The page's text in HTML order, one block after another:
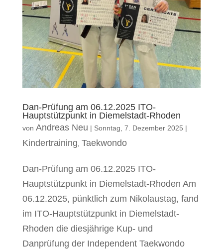
Dan-Prüfung am 06.12.2025 ITO-
Hauptstützpunkt in Diemelstadt-Rhoden
von Andreas Neu | Sonntag, 7. Dezember 2025 |
Kindertraining Taekwondo
Dan-Prüfung am 06.12.2025 ITO-
Hauptstützpunkt in Diemelstadt-Rhoden Am
06.12.2025, pünktlich zum Nikolaustag, fand
im ITO-Hauptstützpunkt in Diemelstadt-
Rhoden die diesjährige Kup- und
Danprüfung der Independent Taekwondo